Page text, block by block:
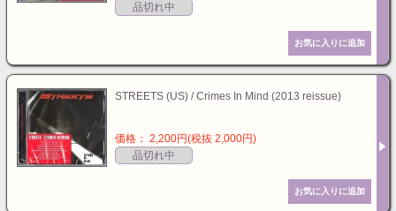
品切れ中
STREETS (US) / Crimes In Mind (2013 reissue)
価格： 2,200円(税抜 2,000円)
品切れ中